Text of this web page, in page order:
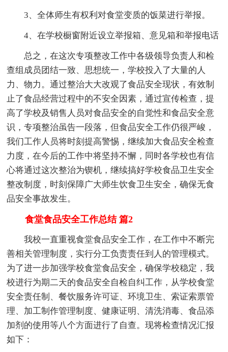
3、全体师生有权利对食堂变质的饭菜进行举报。
4、在学校橱窗附近设立举报箱、意见箱和举报电话
总之，在这次专项整改工作中各级领导负责人和检
查组成员团结一致、思想统一，学校投入了大量的人
力、物力。通过整治大大改观了食品安全现状，有效制
止了食品经营过程中的不安全因素，通过宣传检查，提
高了学校及销售人员对食品安全的自觉性和食品安全意
识，专项整治虽告一段落，但食品安全工作仍很严峻，
我们工作人员将时刻提高警惕，继续加大食品安全检查
力度，在今后的工作中将坚持不懈，同时各学校也有信
心将通过这次整治为锲机，继续搞好学校食品卫生安全
整改制度，时刻保障广大师生饮食卫生安全，确保无食
品安全事故发生。
食堂食品安全工作总结 篇2
我校一直重视食堂食品安全工作，在工作中不断完
善相关管理制度，实行分工负责责任到人的管理模式。
为了进一步加强学校食堂食品安全，确保学校稳定，我
校进行为期二天的食品安全自检自纠工作，从学校食堂
安全责任制、餐饮服务许可证、环境卫生、索证索票管
理、加工制作管理制度、健康证明、清洗消毒、食品添
加剂的使用等八个方面进行了自查。现将检查情况汇报
如下：